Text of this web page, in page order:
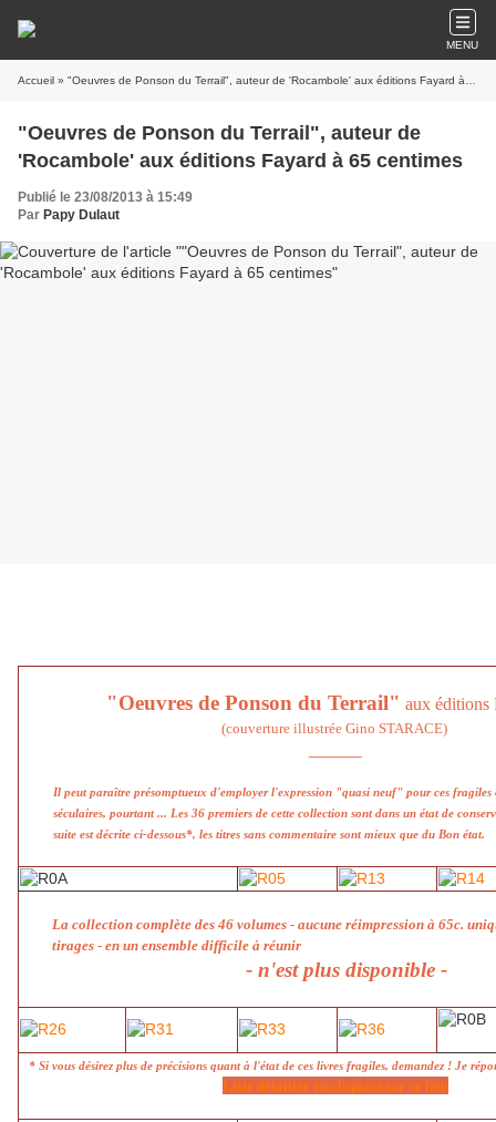
MENU
Accueil » "Oeuvres de Ponson du Terrail", auteur de 'Rocambole' aux éditions Fayard à 65 centimes
"Oeuvres de Ponson du Terrail", auteur de
'Rocambole' aux éditions Fayard à 65 centimes
Publié le 23/08/2013 à 15:49
Par Papy Dulaut
"Oeuvres de Ponson du Terrail" aux
(couverture illustrée Gino STARACE)
Il peut paraître présomptueux d'employer l'expression "quasi neuf" pour ces fragiles
séculaires, pourtant ... Les 36 premiers de cette collection sont dans un état de
suite est décrite ci-dessous*, les titres sans commentaire sont mieux que du Bon état.
La collection complète des 46 volumes - aucune réimpression à 65c.
tirages - en un ensemble difficile à réunir
- n'est plus disponible -
* Si vous désirez plus de précisions quant à l'état de ces livres fragiles, demandez ! Je
Liste détaillée en cliquant sur ce lien